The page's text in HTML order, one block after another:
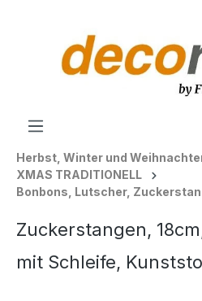
Herbst, Winter und
XMAS TRADITIONELL
Bonbons, Lutscher,
Zuckerstangen,
mit Schleife,